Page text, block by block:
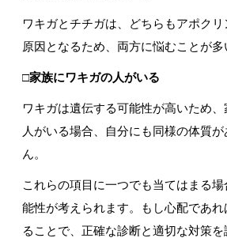
ワキガとチチガは、どちらもアポク
原因となるため、両方に悩むことが多
□家族にワキガの人がいる
ワキガは遺伝する可能性が高いため
人がいる場合、自分にも同様の体質
ん。
これらの項目に一つでも当てはまる
能性が考えられます。もし心配であ
ることで、正確な診断と適切な対策